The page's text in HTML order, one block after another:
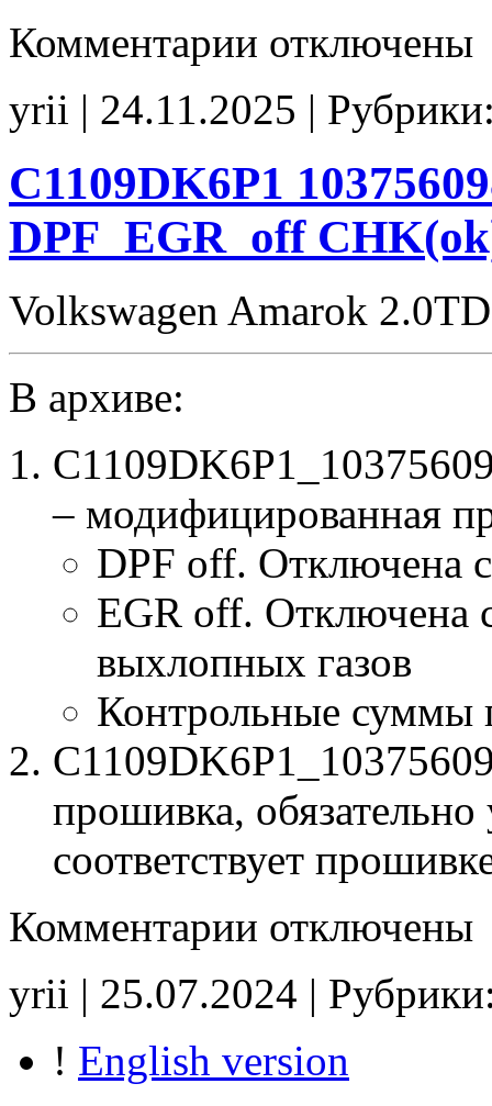
Комментарии записи
Stage1
EGR_off
отключены
yrii | 24.11.2025 |
C1109DK6P1
DPF_EGR_off
Volkswagen Amarok
В архиве:
– модифицированная
DPF off. Отключена
EGR off. Отключена
выхлопных газов
Контрольные суммы
прошивка, обязательно
соответствует
Комментарии записи
109K6P1
DPF_EGR_off
отключены
yrii | 25.07.2024 |
! English version